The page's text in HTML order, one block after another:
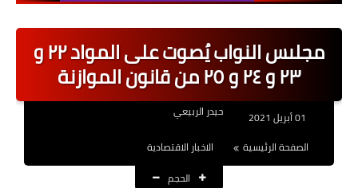
اخبار القطاع العام
اخبار القطاع الخاص
العقود والاجور اليومية
مجلىس النواب يُصوت على المواد ٢٢ و
٢٣ و ٢٤ و ٢٥ من قانون الموازنة
حيدر الربيعي
الصفحة الرئيسية
الاخبار الاقتصادية
الحجم